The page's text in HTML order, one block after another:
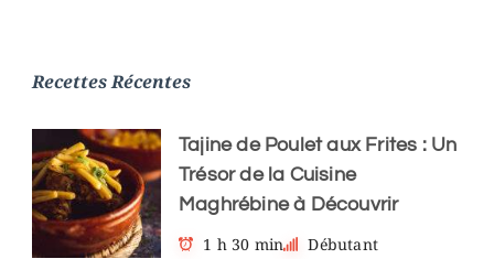
Recettes Récentes
Tajine de Poulet aux Frites : Un
Trésor de la Cuisine
Maghrébine à Découvrir
1 h 30 min
Débutant